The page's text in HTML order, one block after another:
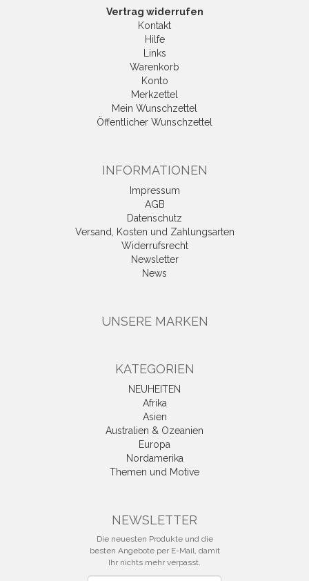
Vertrag widerrufen
Kontakt
Hilfe
Links
Warenkorb
Konto
Merkzettel
Mein Wunschzettel
Öffentlicher Wunschzettel
INFORMATIONEN
Impressum
AGB
Datenschutz
Versand, Kosten und Zahlungsarten
Widerrufsrecht
Newsletter
News
UNSERE MARKEN
KATEGORIEN
NEUHEITEN
Afrika
Asien
Australien & Ozeanien
Europa
Nordamerika
Themen und Motive
NEWSLETTER
Die neuesten Produkte und die
besten Angebote per E-Mail, damit
Ihr nichts mehr verpasst.